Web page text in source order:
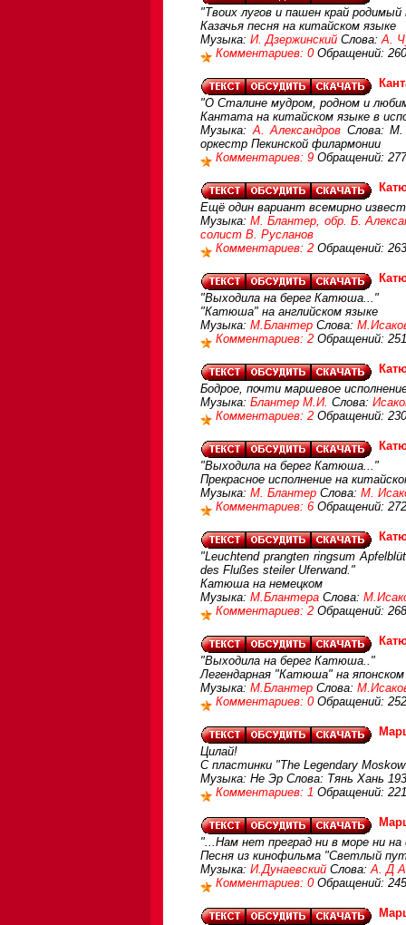
"Твоих лугов и пашен край
Казачья песня на китайском языке
Музыка: И. Дзержинский Слова:А.
Комментариев: 0 Обращений:
"О Сталине мудром, родном и
Кантата на китайском языке в
Музыка:А. Александров Слова: М.
оркестр Пекинской филармонии
Комментариев: 9 Обращений:
Ещё один вариант всемирно
Музыка:М. Блантер, обр. Б.
солист В. Русланов
Комментариев: 2 Обращений:
"Выходила на берег Катюша..."
"Катюша" на английском языке
Музыка: М.Блантер Слова:
Комментариев: 2 Обращений:
Бодрое, почти маршевое
Музыка: Блантер М.И. Слова:
Комментариев: 2 Обращений:
"Выходила на берег Катюша..."
Прекрасное исполнение на
Музыка: М. Блантер Слова: М.
Комментариев: 6 Обращений:
"Leuchtend prangten ringsum
des Flußes steiler Uferwand."
Катюша на немецком
Музыка: М.Блантера Слова:
Комментариев: 2 Обращений:
"Выходила на берег Катюша.."
Легендарная "Катюша" на японском
Музыка: М.Блантер Слова:
Комментариев: 0 Обращений:
Цилай!
С пластинки "The Legendary
Музыка: Не Эр Слова: Тянь Хань
Комментариев: 1 Обращений:
"...Нам нет преград ни в море ни
Песня из кинофильма "Светлый
Музыка: И.Дунаевский Слова:А. Д
Комментариев: 0 Обращений: